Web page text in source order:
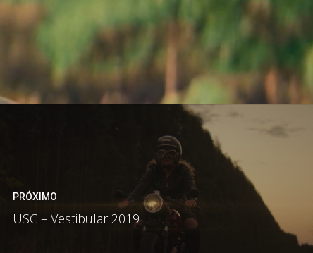
PRÓXIMO
USC – Vestibular 2019